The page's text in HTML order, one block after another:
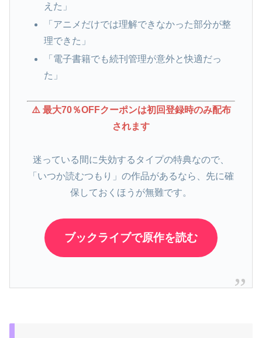
えた」
「アニメだけでは理解できなかった部分が整
理できた」
「電子書籍でも続刊管理が意外と快適だっ
た」
⚠️ 最大70％OFFクーポンは初回登録時のみ配布
されます
迷っている間に失効するタイプの特典なので、
「いつか読むつもり」の作品があるなら、先に確
保しておくほうが無難です。
ブックライブで原作を読む